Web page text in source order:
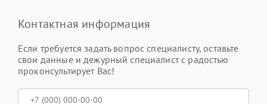
Контактная информация
Если требуется задать вопрос специалисту, оставьте
свои данные и дежурный специалист с радостью
проконсультирует Вас!